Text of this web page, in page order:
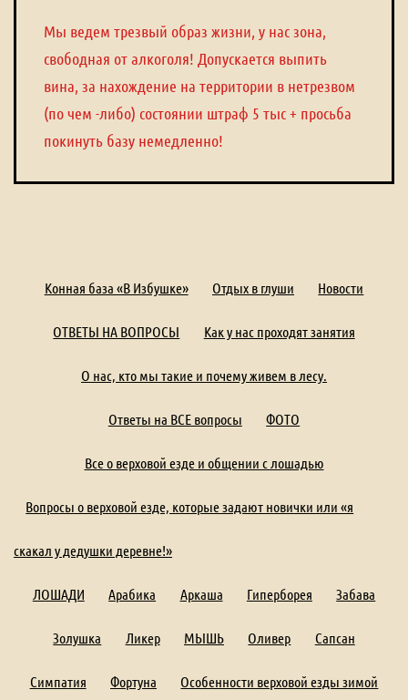
Мы ведем трезвый образ жизни, у нас зона,
свободная от алкоголя! Допускается выпить
вина, за нахождение на территории в нетрезвом
(по чем -либо) состоянии штраф 5 тыс + просьба
покинуть базу немедленно!
Конная база «В Избушке» Отдых в глуши Новости
ОТВЕТЫ НА ВОПРОСЫ Как у нас проходят занятия
О нас, кто мы такие и почему живем в лесу.
Ответы на ВСЕ вопросы ФОТО
Все о верховой езде и общении с лошадью
Вопросы о верховой езде, которые задают новички или «я
скакал у дедушки деревне!»
ЛОШАДИ Арабика Аркаша Гиперборея Забава
Золушка Ликер МЫШЬ Оливер Сапсан
Симпатия Фортуна Особенности верховой езды зимой